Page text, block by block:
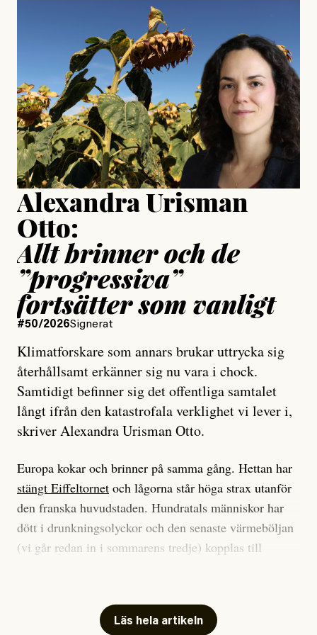
Jonas Lundström
Publicerad24 July, 2026
#23/2026
Jesper Lundby: ”Livet i sig
är ganska politiskt”
Jesper Lundby
Publicerad15 July, 2026
Uppdaterad15 July, 2026
Alexandra Urisman
Otto:
Allt brinner och de
”progressiva”
fortsätter som vanligt
#50/2026Signerat
Klimatforskare som annars brukar uttrycka sig
återhållsamt erkänner sig nu vara i chock.
Samtidigt befinner sig det offentliga samtalet
långt ifrån den katastrofala verklighet vi lever i,
skriver Alexandra Urisman Otto.
Europa kokar och brinner på samma gång. Hettan har
stängt Eiffeltornet och lågorna står höga strax utanför
den franska huvudstaden. Hundratals människor har
dött i drunkningsolyckor och den senaste värmeböljan
(vi går redan in i sommarens tredje) kopplas till
Har du också panik i hettan? Känns det som en
mardröm? Bra, allt annat vore fullständigt orimligt.
Läs hela artikeln